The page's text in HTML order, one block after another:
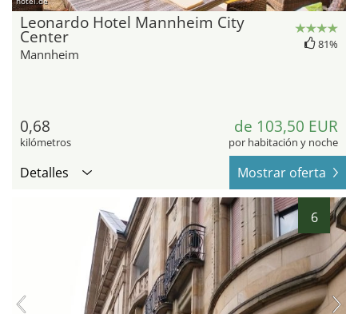
Leonardo Hotel Mannheim City
Center
Mannheim
81%
0,68
kilómetros
de 103,50 EUR
por habitación y noche
Detalles Mostrar oferta
6